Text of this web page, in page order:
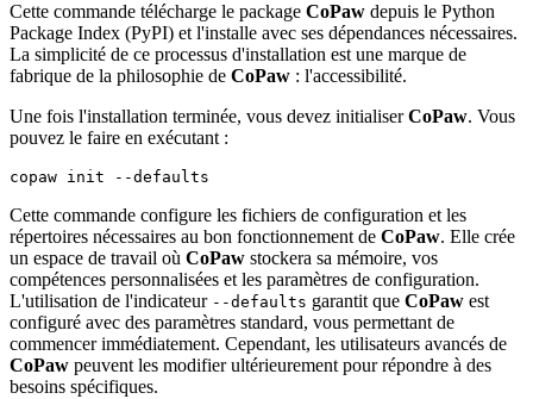
Cette commande télécharge le package CoPaw depuis le Python
Package Index (PyPI) et l'installe avec ses dépendances nécessaires.
La simplicité de ce processus d'installation est une marque de
fabrique de la philosophie de CoPaw : l'accessibilité.
Une fois l'installation terminée, vous devez initialiserCoPaw. Vous
pouvez le faire en exécutant :
Cette commande configure les fichiers de configuration et les
répertoires nécessaires au bon fonctionnement de CoPaw. Elle crée
un espace de travail où CoPaw stockera sa mémoire, vos
compétences personnalisées et les paramètres de configuration.
L'utilisation de l'indicateur --defaults garantit que CoPaw est
configuré avec des paramètres standard, vous permettant de
commencer immédiatement. Cependant, les utilisateurs avancés de
CoPaw peuvent les modifier ultérieurement pour répondre à des
besoins spécifiques.